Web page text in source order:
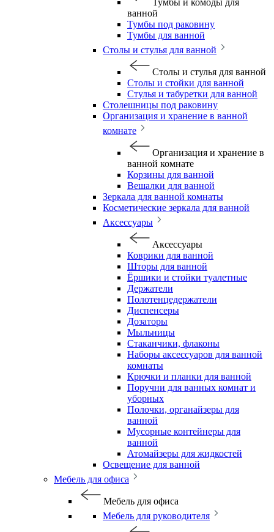
Тумбы и комоды для
ванной
Тумбы под раковину
Тумбы для ванной
Столы и стулья для ванной
Столы и стулья для ванной
Столы и стойки для ванной
Стулья и табуретки для ванной
Столешницы под раковину
Организация и хранение в ванной
комнате
Организация и хранение в
ванной комнате
Корзины для ванной
Вешалки для ванной
Зеркала для ванной комнаты
Косметические зеркала для ванной
Аксессуары
Аксессуары
Коврики для ванной
Шторы для ванной
Ёршики и стойки туалетные
Держатели
Полотенцедержатели
Диспенсеры
Дозаторы
Мыльницы
Стаканчики, флаконы
Наборы аксессуаров для ванной
комнаты
Крючки и планки для ванной
Поручни для ванных комнат и
уборных
Полочки, органайзеры для
ванной
Мусорные контейнеры для
ванной
Атомайзеры для жидкостей
Освещение для ванной
Мебель для офиса
Мебель для офиса
Мебель для руководителя